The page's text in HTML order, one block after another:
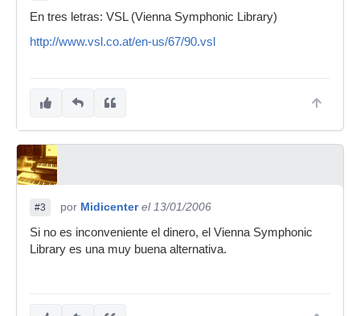
En tres letras: VSL (Vienna Symphonic Library)
http://www.vsl.co.at/en-us/67/90.vsl
#3 por Midicenter el 13/01/2006
Si no es inconveniente el dinero, el Vienna Symphonic
Library es una muy buena alternativa.